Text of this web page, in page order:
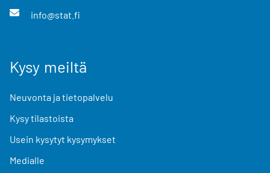
info@stat.fi
Kysy meiltä
Neuvonta ja tietopalvelu
Kysy tilastoista
Usein kysytyt kysymykset
Medialle